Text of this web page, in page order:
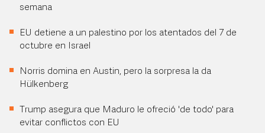
semana
EU detiene a un palestino por los atentados del 7 de
octubre en Israel
Norris domina en Austin, pero la sorpresa la da
Hülkenberg
Trump asegura que Maduro le ofreció 'de todo' para
evitar conflictos con EU